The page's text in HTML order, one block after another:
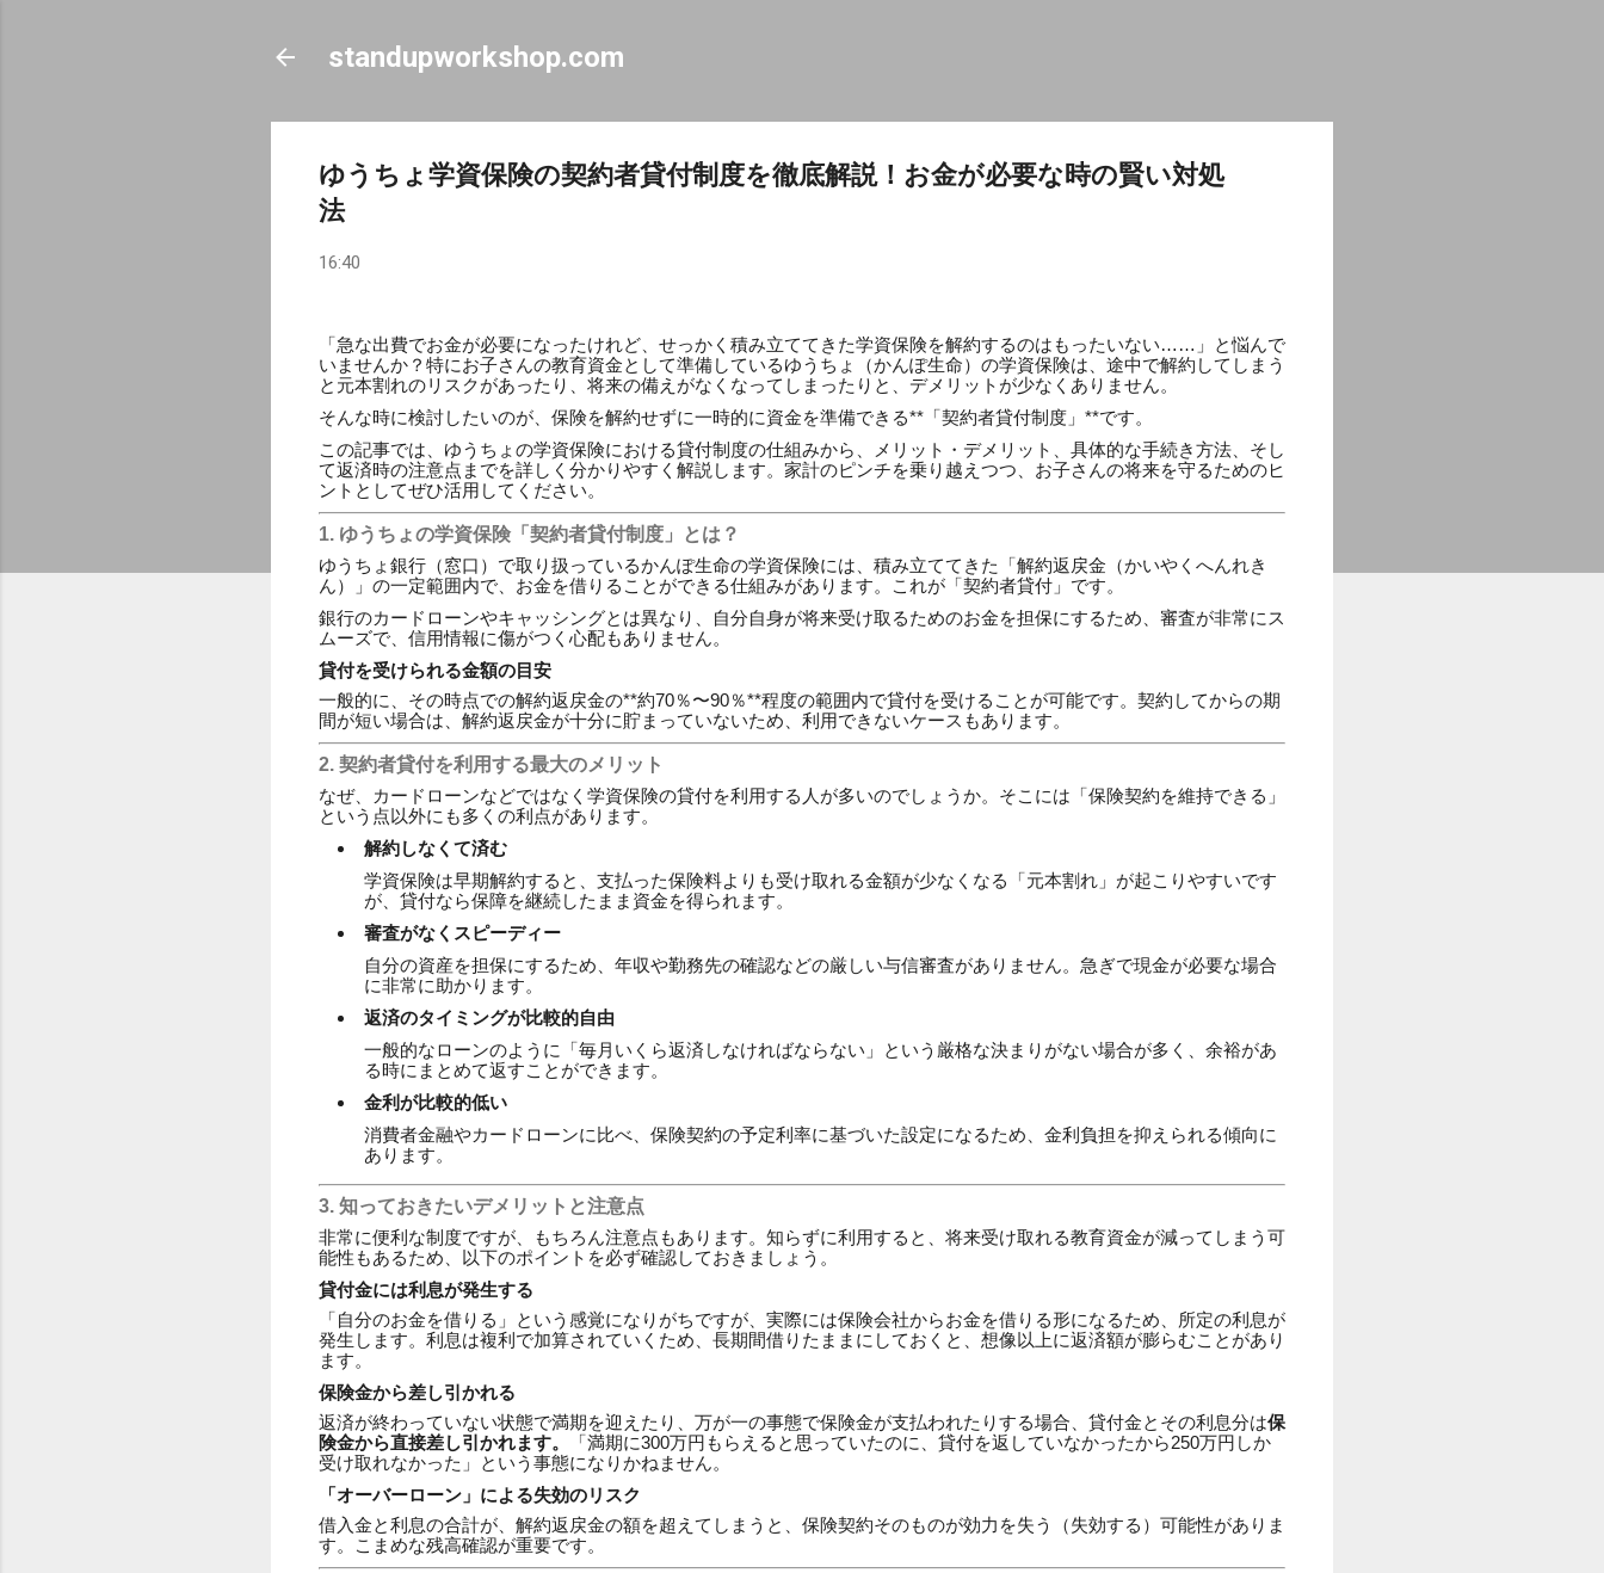
standupworkshop.com
ゆうちょ学資保険の契約者貸付制度を徹底解説！お金が必要な時の賢い対処
法
16:40
「急な出費でお金が必要になったけれど、せっかく積み立ててきた学資保険を解約するのはもったいない……」と悩んで
いませんか？特にお子さんの教育資金として準備しているゆうちょ（かんぽ生命）の学資保険は、途中で解約してしまう
と元本割れのリスクがあったり、将来の備えがなくなってしまったりと、デメリットが少なくありません。
そんな時に検討したいのが、保険を解約せずに一時的に資金を準備できる**「契約者貸付制度」**です。
この記事では、ゆうちょの学資保険における貸付制度の仕組みから、メリット・デメリット、具体的な手続き方法、そし
て返済時の注意点までを詳しく分かりやすく解説します。家計のピンチを乗り越えつつ、お子さんの将来を守るためのヒ
ントとしてぜひ活用してください。
1. ゆうちょの学資保険「契約者貸付制度」とは？
ゆうちょ銀行（窓口）で取り扱っているかんぽ生命の学資保険には、積み立ててきた「解約返戻金（かいやくへんれき
ん）」の一定範囲内で、お金を借りることができる仕組みがあります。これが「契約者貸付」です。
銀行のカードローンやキャッシングとは異なり、自分自身が将来受け取るためのお金を担保にするため、審査が非常にス
ムーズで、信用情報に傷がつく心配もありません。
貸付を受けられる金額の目安
一般的に、その時点での解約返戻金の**約70％〜90％**程度の範囲内で貸付を受けることが可能です。契約してからの期
間が短い場合は、解約返戻金が十分に貯まっていないため、利用できないケースもあります。
2. 契約者貸付を利用する最大のメリット
なぜ、カードローンなどではなく学資保険の貸付を利用する人が多いのでしょうか。そこには「保険契約を維持できる」
という点以外にも多くの利点があります。
解約しなくて済む
学資保険は早期解約すると、支払った保険料よりも受け取れる金額が少なくなる「元本割れ」が起こりやすいです
が、貸付なら保障を継続したまま資金を得られます。
審査がなくスピーディー
自分の資産を担保にするため、年収や勤務先の確認などの厳しい与信審査がありません。急ぎで現金が必要な場合
に非常に助かります。
返済のタイミングが比較的自由
一般的なローンのように「毎月いくら返済しなければならない」という厳格な決まりがない場合が多く、余裕があ
る時にまとめて返すことができます。
金利が比較的低い
消費者金融やカードローンに比べ、保険契約の予定利率に基づいた設定になるため、金利負担を抑えられる傾向に
あります。
3. 知っておきたいデメリットと注意点
非常に便利な制度ですが、もちろん注意点もあります。知らずに利用すると、将来受け取れる教育資金が減ってしまう可
能性もあるため、以下のポイントを必ず確認しておきましょう。
貸付金には利息が発生する
「自分のお金を借りる」という感覚になりがちですが、実際には保険会社からお金を借りる形になるため、所定の利息が
発生します。利息は複利で加算されていくため、長期間借りたままにしておくと、想像以上に返済額が膨らむことがあり
ます。
保険金から差し引かれる
返済が終わっていない状態で満期を迎えたり、万が一の事態で保険金が支払われたりする場合、貸付金とその利息分は保
険金から直接差し引かれます。
「満期に300万円もらえると思っていたのに、貸付を返していなかったから250万円しか
受け取れなかった」という事態になりかねません。
「オーバーローン」による失効のリスク
借入金と利息の合計が、解約返戻金の額を超えてしまうと、保険契約そのものが効力を失う（失効する）可能性がありま
す。こまめな残高確認が重要です。